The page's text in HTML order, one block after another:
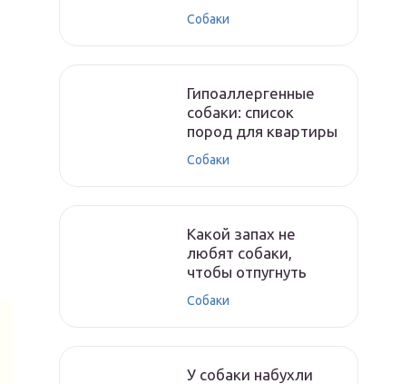
Собаки
Гипоаллергенные
собаки: список
пород для квартиры
Собаки
Какой запах не
любят собаки,
чтобы отпугнуть
Собаки
У собаки набухли